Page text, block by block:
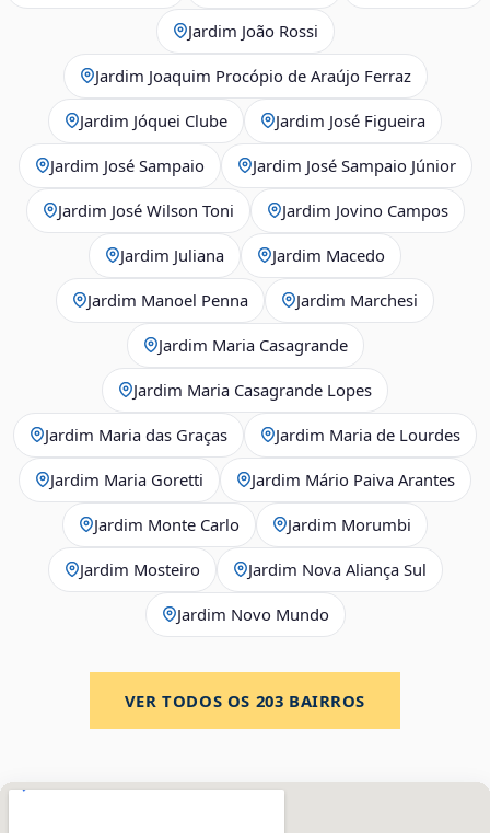
Jardim João Rossi
Jardim Joaquim Procópio de Araújo Ferraz
Jardim Jóquei Clube Jardim José Figueira
Jardim José Sampaio Jardim José Sampaio Júnior
Jardim José Wilson Toni Jardim Jovino Campos
Jardim Juliana Jardim Macedo
Jardim Manoel Penna Jardim Marchesi
Jardim Maria Casagrande
Jardim Maria Casagrande Lopes
Jardim Maria das Graças Jardim Maria de Lourdes
Jardim Maria Goretti Jardim Mário Paiva Arantes
Jardim Monte Carlo Jardim Morumbi
Jardim Mosteiro Jardim Nova Aliança Sul
Jardim Novo Mundo
VER TODOS OS 203 BAIRROS